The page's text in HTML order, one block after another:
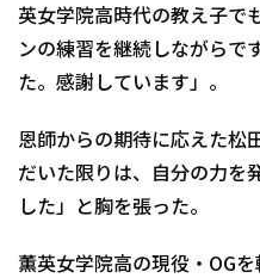
英女学院高時代の教え子で
ンの練習を継続しながらで
た。感謝しています」。
恩師からの期待に応えた松
だいた限りは、自分の力を
した」と胸を張った。
薫英女学院高の現役・OG